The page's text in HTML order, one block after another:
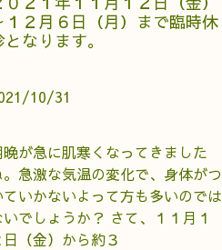
１２月６日（月）まで臨時休
となります。
10/31
晩が急に肌寒くなってきました
。急激な気温の変化で、身体がつ
ていかないよって方も多いのでは
いでしょうか？ さて、１１月１
日（金）から約３